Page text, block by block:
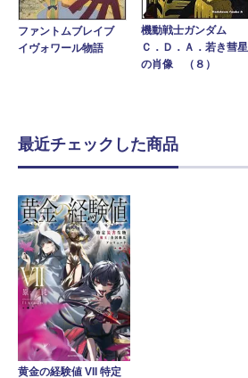
ファントムブレイブ
イヴォワール物語
機動戦士ガンダム
Ｃ．Ｄ．Ａ．若き彗星
の肖像 （８）
最近チェックした商品
黄金の経験値 VII 特定